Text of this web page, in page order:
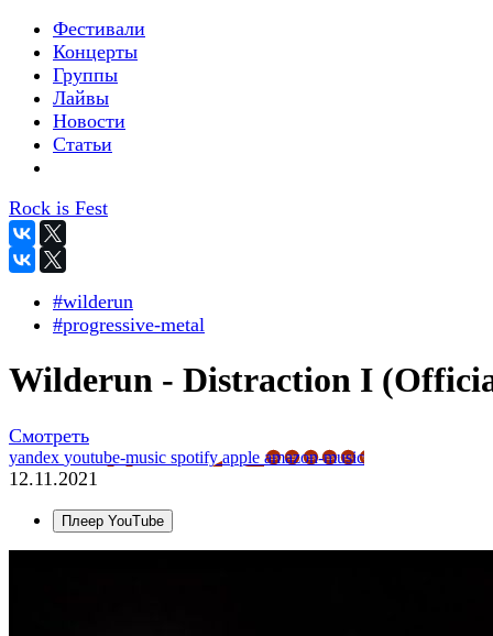
Фестивали
Концерты
Группы
Лайвы
Новости
Статьи
Rock is Fest
#wilderun
#progressive-metal
Wilderun - Distraction I
Смотреть
yandex youtube-music spotifyapple amazon-music
12.11.2021
Плеер YouTube